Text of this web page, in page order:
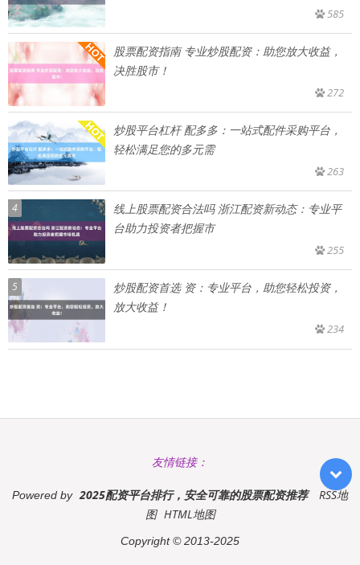
585
股票配资指南 专业炒股配资：助您放大收益，
决胜股市！
272
炒股平台杠杆 配多多：一站式配件采购平台，
轻松满足您的多元需
263
4
线上股票配资合法吗 浙江配资新动态：专业平
台助力投资者把握市
255
5
炒股配资首选 资：专业平台，助您轻松投资，
放大收益！
234
友情链接：
Powered by 2025配资平台排行，安全可靠的股票配资推荐
RSS地
图 HTML地图
Copyright© 2013-2025